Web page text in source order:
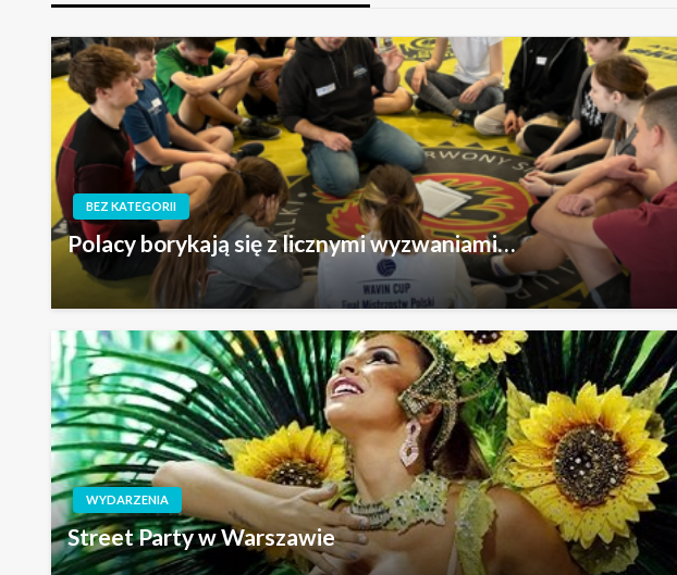
BEZ KATEGORII
Polacy borykają się z licznymi wyzwaniami…
WYDARZENIA
Street Party w Warszawie